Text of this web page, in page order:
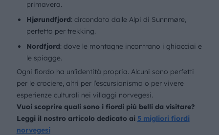
primavera.
Hjørundfjord: circondato dalle Alpi di Sunnmøre,
perfetto per trekking.
Nordfjord: dove le montagne incontrano i ghiacciai e
le spiagge.
Ogni fiordo ha un’identità propria. Alcuni sono perfetti
per le crociere, altri per l’escursionismo o per vivere
esperienze culturali nei villaggi norvegesi.
Vuoi scoprire quali sono i fiordi più belli da visitare?
Leggi il nostro articolo dedicato ai 5 migliori fiordi
norvegesi